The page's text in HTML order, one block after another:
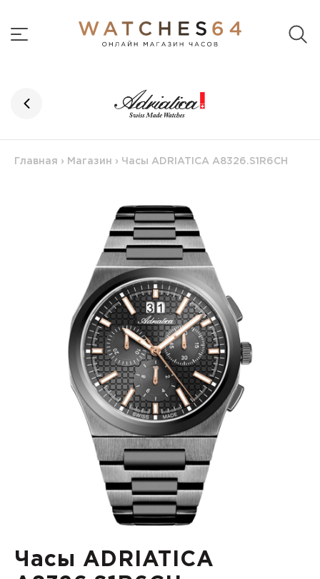
Главная › Магазин › Часы ADRIATICA A8326.S1R6CH
Часы ADRIATICA